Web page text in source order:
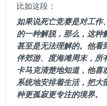
比如这段：
如果说死亡竞赛是对工作
的一种解脱，那么，这种
甚至是无法理解的。他看
伴郊游、度海滩周末，所
卡马克清楚地知道，他
系统地安排着生活，把大
种更孤寂更专注的境界。